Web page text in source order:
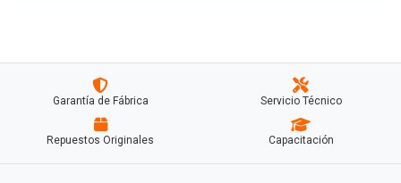
Garantía de Fábrica Servicio Técnico
Repuestos Originales Capacitación